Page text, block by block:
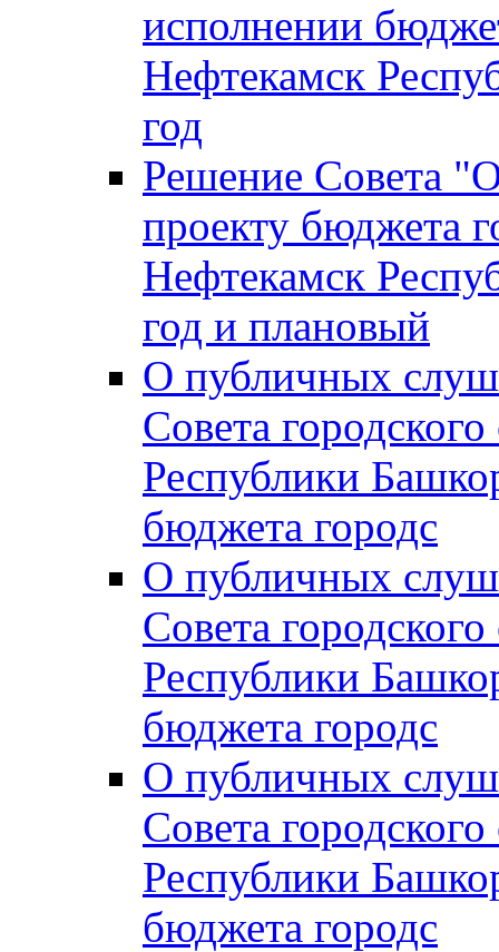
исполнении
Нефтекамск
год
Решение Совета
проекту бюджета
Нефтекамск
год и плановый
О публичных
Совета
Республики
бюджета городс
О публичных
Совета
Республики
бюджета городс
О публичных
Совета
Республики
бюджета городс